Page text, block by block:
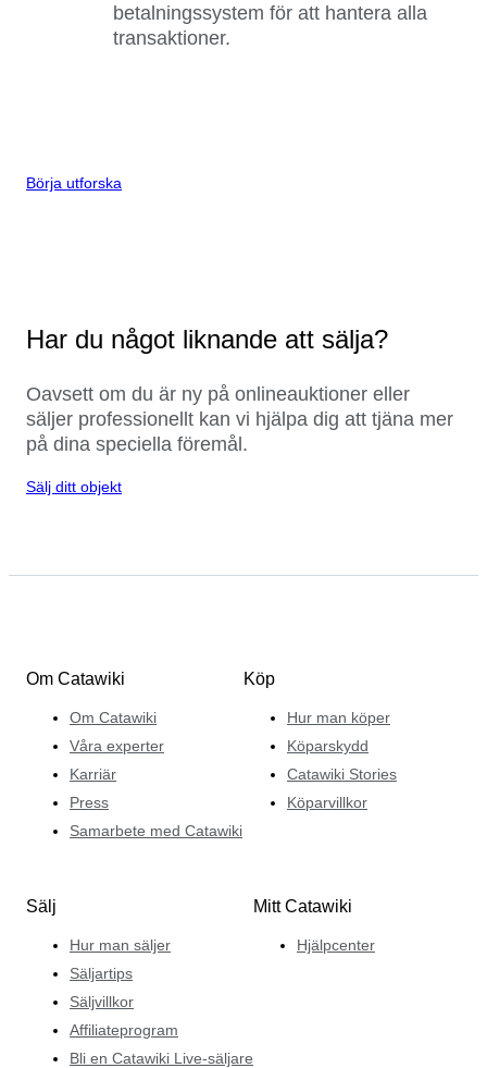
betalningssystem för att hantera alla
transaktioner.
Börja utforska
Har du något liknande att sälja?
Oavsett om du är ny på onlineauktioner eller
säljer professionellt kan vi hjälpa dig att tjäna mer
på dina speciella föremål.
Sälj ditt objekt
Om Catawiki
Om Catawiki
Våra experter
Karriär
Press
Samarbete med Catawiki
Köp
Hur man köper
Köparskydd
Catawiki Stories
Köparvillkor
Sälj
Hur man säljer
Säljartips
Säljvillkor
Affiliateprogram
Bli en Catawiki Live-säljare
Mitt Catawiki
Hjälpcenter